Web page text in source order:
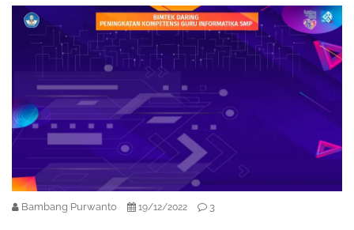
Bambang Purwanto 19/12/2022 3